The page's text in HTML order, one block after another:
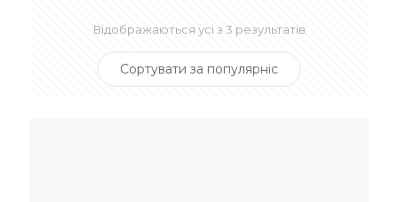
Відображаються усі з 3 результатів